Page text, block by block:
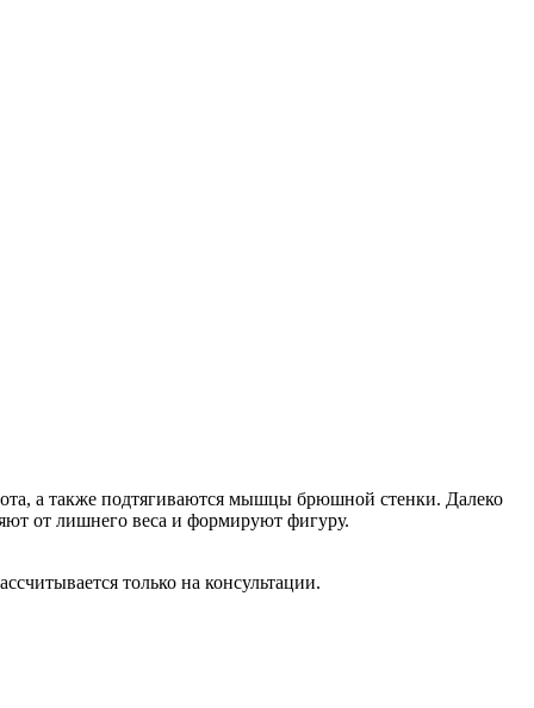
а также подтягиваются мышцы брюшной стенки. Далеко
от лишнего веса и формируют фигуру.
только на консультации.